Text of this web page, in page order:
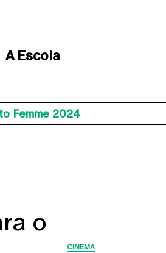
A Escola
Femme 2024
o
CINEMA